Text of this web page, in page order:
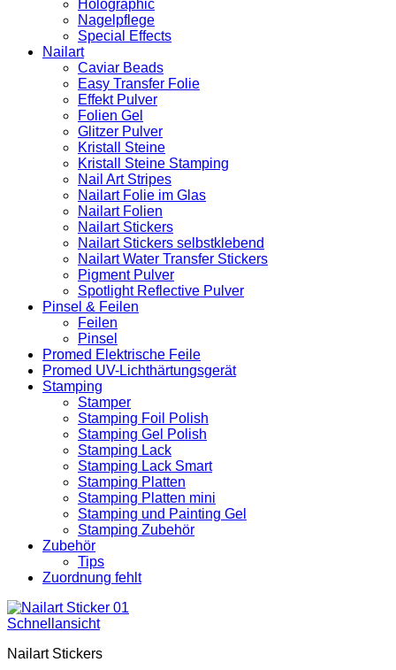
Holographic
Nagelpflege
Special Effects
Nailart
Caviar Beads
Easy Transfer Folie
Effekt Pulver
Folien Gel
Glitzer Pulver
Kristall Steine
Kristall Steine Stamping
Nail Art Stripes
Nailart Folie im Glas
Nailart Folien
Nailart Stickers
Nailart Stickers selbstklebend
Nailart Water Transfer Stickers
Pigment Pulver
Spotlight Reflective Pulver
Pinsel & Feilen
Feilen
Pinsel
Promed Elektrische Feile
Promed UV-Lichthärtungsgerät
Stamping
Stamper
Stamping Foil Polish
Stamping Gel Polish
Stamping Lack
Stamping Lack Smart
Stamping Platten
Stamping Platten mini
Stamping und Painting Gel
Stamping Zubehör
Zubehör
Tips
Zuordnung fehlt
Schnellansicht
Nailart Stickers